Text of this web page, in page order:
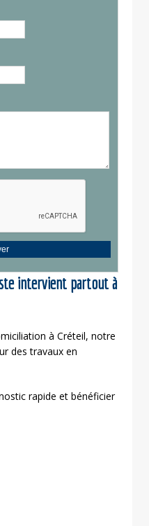
intervient partout à
à Créteil, notre
des travaux en
rapide et bénéficier